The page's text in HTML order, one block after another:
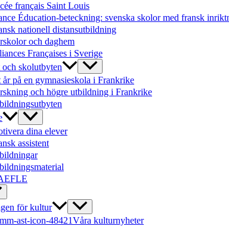
français Saint Louis
Éducation-beteckning: svenska skolor med fransk
nationell distansutbildning
och daghem
Françaises i Sverige
skolutbyten
år på en gymnasieskola i Frankrike
och högre utbildning i Frankrike
dina elever
assistent
för kultur
Våra kulturnyheter